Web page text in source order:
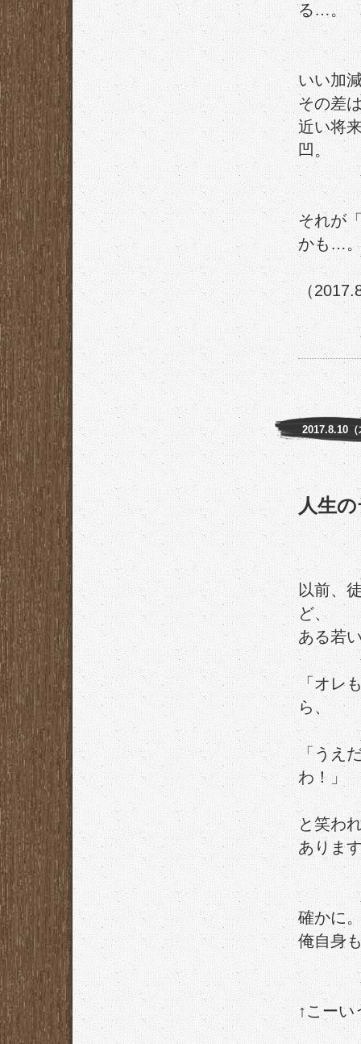
る…。
いい加
その差
近い将
凹。
それが
かも…
（
2017.8.10（
人生
以前、
ど、
ある若
「オレ
ら、
「うえ
わ！」
と笑わ
ありま
確かに
俺自身
↑こーい